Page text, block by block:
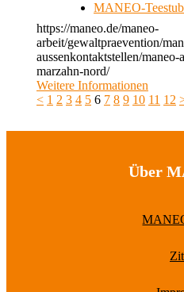
MANEO-
https://maneo.de/maneo-
arbeit/gewaltpraevention/
aussenkontaktstellen/maneo-
marzahn-nord/
Weitere Informationen
< 1 2 3 4 5 6 7 8 9 10 11 12
Über